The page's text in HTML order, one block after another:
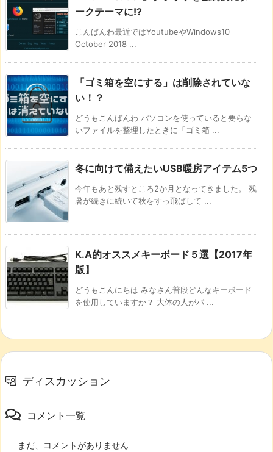
ークテーマに!?
こんばんわ最近ではYoutubeやWindows10
October 2018 ...
「ゴミ箱を空にする」は削除されていな
い！？
どうもこんばんわ パソコンを使っていると要らな
いファイルを整理したときに「ゴミ箱 ...
冬に向けて備えたいUSB暖房アイテム5つ
今年もあと残すところ2か月となってきました。 残
暑が続きに続いて秋をすっ飛ばして ...
K.A的オススメキーボード５選【2017年
版】
どうもこんにちは みなさん普段どんなキーボード
を使用していますか？ 大体の人がパ ...
ディスカッション
コメント一覧
まだ、コメントがありません